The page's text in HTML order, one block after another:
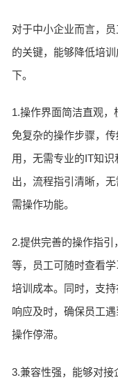
对于中小企业而言，
的关键，能够降低培
下。
1.操作界面简洁直观
免复杂的操作步骤，
用，无需专业的IT知
出，流程指引清晰，
需操作功能。
2.提供完善的操作指
等，员工可随时查看
培训成本。同时，支
响应及时，确保员工
操作停滞。
3.兼容性强，能够对接